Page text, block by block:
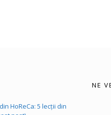
HoReCa: 5 lecții din
NE